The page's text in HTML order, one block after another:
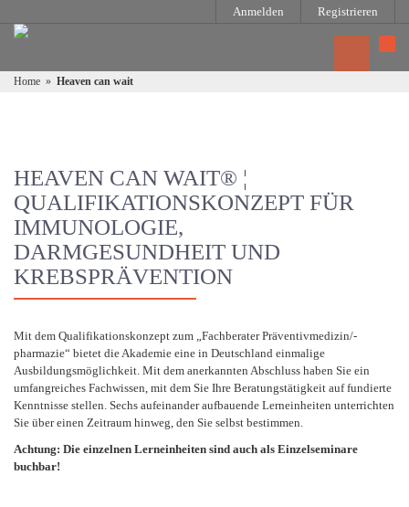
Anmelden Registrieren
Home » Heaven can wait
HEAVEN CAN WAIT® ¦
QUALIFIKATIONSKONZEPT FÜR
IMMUNOLOGIE,
DARMGESUNDHEIT UND
KREBSPRÄVENTION
Mit dem Qualifikationskonzept zum „Fachberater Präventivmedizin/-
pharmazie“ bietet die Akademie eine in Deutschland einmalige
Ausbildungsmöglichkeit. Mit dem anerkannten Abschluss haben Sie ein
umfangreiches Fachwissen, mit dem Sie Ihre Beratungstätigkeit auf fundierte
Kenntnisse stellen. Sechs aufeinander aufbauende Lerneinheiten unterrichten
Sie über einen Zeitraum hinweg, den Sie selbst bestimmen.
Achtung: Die einzelnen Lerneinheiten sind auch als Einzelseminare
buchbar!